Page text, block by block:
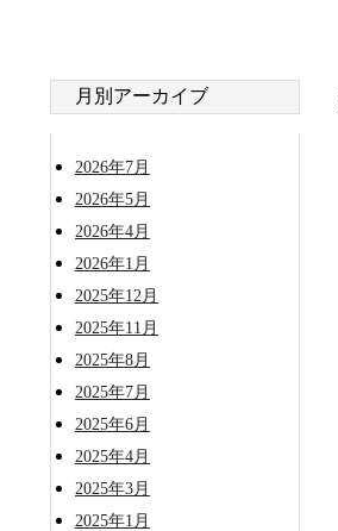
月別アーカイブ
2026年7月
2026年5月
2026年4月
2026年1月
2025年12月
2025年11月
2025年8月
2025年7月
2025年6月
2025年4月
2025年3月
2025年1月